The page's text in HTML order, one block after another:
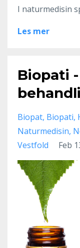
I naturmedisin
Les mer
Biopati
Biopat Biopati
Naturmedisin
Vestfold
Feb